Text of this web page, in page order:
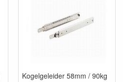
Kogelgeleider 58mm / 90kg